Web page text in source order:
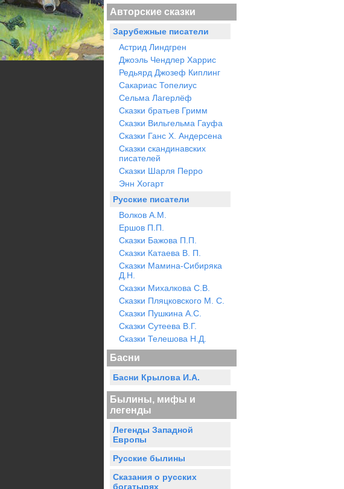
Авторские сказки
Зарубежные писатели
Астрид Линдгрен
Джоэль Чендлер Харрис
Редьярд Джозеф Киплинг
Сакариас Топелиус
Сельма Лагерлёф
Сказки братьев Гримм
Сказки Вильгельма Гауфа
Сказки Ганс Х. Андерсена
Сказки скандинавских
писателей
Сказки Шарля Перро
Энн Хогарт
Русские писатели
Волков А.М.
Ершов П.П.
Сказки Бажова П.П.
Сказки Катаева В. П.
Сказки Мамина-Сибиряка
Д.Н.
Сказки Михалкова С.В.
Сказки Пляцковского М. С.
Сказки Пушкина А.С.
Сказки Сутеева В.Г.
Сказки Телешова Н.Д.
Басни
Басни Крылова И.А.
Былины, мифы и
легенды
Легенды Западной
Европы
Русские былины
Сказания о русских
богатырях